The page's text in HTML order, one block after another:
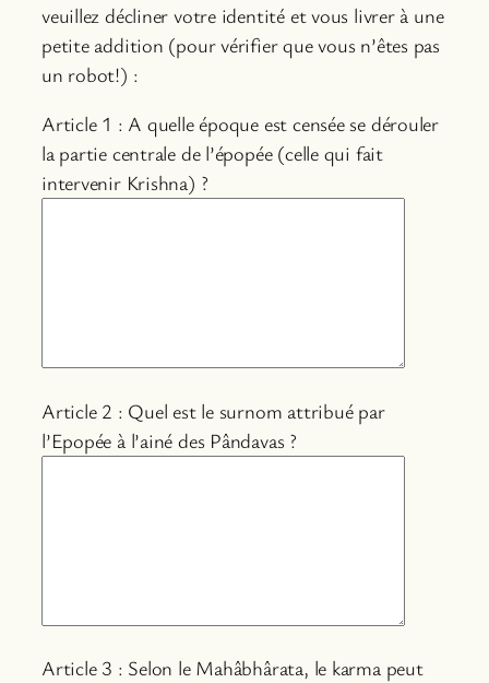
veuillez décliner votre identité et vous livrer à une
petite addition (pour vérifier que vous n’êtes pas
un robot!) :
Article 1 : A quelle époque est censée se dérouler
la partie centrale de l’épopée (celle qui fait
intervenir Krishna) ?
Article 2 : Quel est le surnom attribué par
l’Epopée à l’ainé des Pândavas ?
Article 3 : Selon le Mahâbhârata, le karma peut